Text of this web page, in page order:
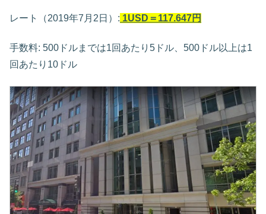
レート（2019年7月2日）: 1USD＝117.647円
手数料: 500ドルまでは1回あたり5ドル、500ドル以上は1
回あたり10ドル